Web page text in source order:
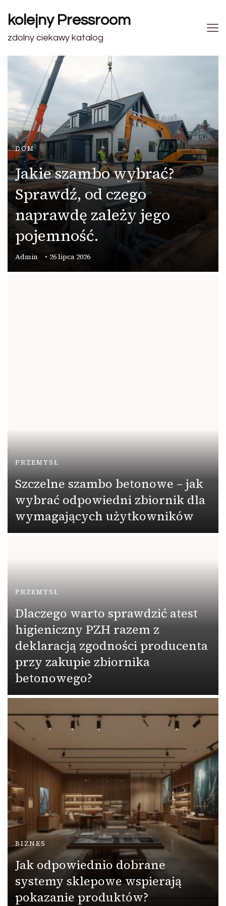
kolejny Pressroom
zdolny ciekawy katalog
DOM
Jakie szambo wybrać?
Sprawdź, od czego
naprawdę zależy jego
pojemność.
Admin 26 lipca 2026
PRZEMYSŁ
Szczelne szambo betonowe – jak
wybrać odpowiedni zbiornik dla
wymagających użytkowników
PRZEMYSŁ
Dlaczego warto sprawdzić atest
higieniczny PZH razem z
deklaracją zgodności producenta
przy zakupie zbiornika
betonowego?
BIZNES
Jak odpowiednio dobrane
systemy sklepowe wspierają
pokazanie produktów?